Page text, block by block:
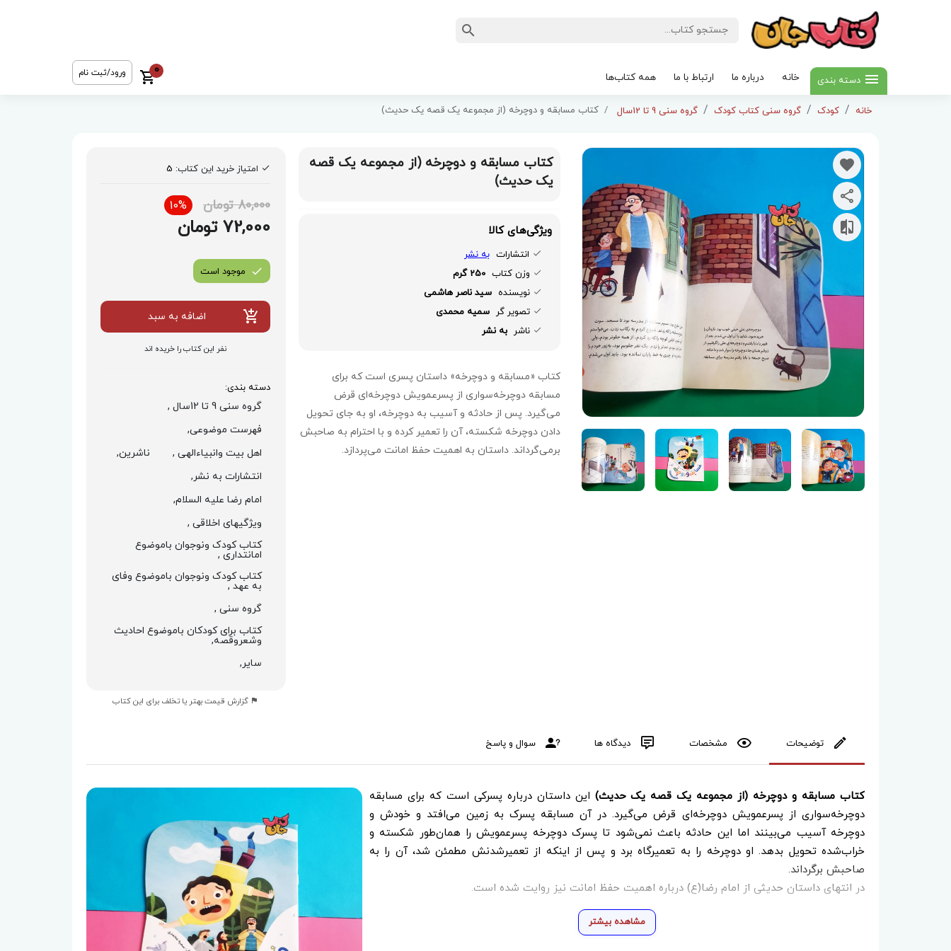
دسته بندی خانه درباره ما ارتباط با ما همه کتاب‌ها
0 ورود/ثبت نام
خانه کودک گروه سنی کتاب کودک گروه سنی 9 تا 12سال کتاب مسابقه و دوچرخه (از مجموعه یک قصه یک حدیث)
کتاب مسابقه و دوچرخه (از مجموعه یک قصه
یک حدیث)
ویژگی‌های کالا
انتشارات به نشر
وزن کتاب 250 گرم
نویسنده سید ناصر هاشمی
تصویر گر سمیه محمدی
ناشر به نشر
کتاب «مسابقه و دوچرخه» داستان پسری است که برای
مسابقه دوچرخه‌سواری از پسرعمویش دوچرخه‌ای قرض
می‌گیرد. پس از حادثه و آسیب به دوچرخه، او به جای تحویل
دادن دوچرخه شکسته، آن را تعمیر کرده و با احترام به صاحبش
برمی‌گرداند. داستان به اهمیت حفظ امانت می‌پردازد.
امتیاز خرید این کتاب: 5
80,000 تومان 10%
72,000 تومان
موجود است
اضافه به سبد
نفر این کتاب را خریده اند
دسته بندی:
گروه سنی 9 تا 12سال ,
فهرست موضوعی,
اهل بیت وانبیاءالهی ,
ناشرین,
انتشارات به نشر,
امام رضا علیه السلام,
ویژگیهای اخلاقی ,
کتاب کودک ونوجوان باموضوع
امانتداری ,
کتاب کودک ونوجوان باموضوع وفای
به عهد ,
گروه سنی ,
کتاب برای کودکان باموضوع احادیث
وشعروقصه,
سایر,
گزارش قیمت بهتر یا تخلف برای این کتاب
توضیحات مشخصات دیدگاه ها سوال و پاسخ
کتاب مسابقه و دوچرخه (از مجموعه یک قصه یک حدیث) این داستان درباره پسرکی است که برای مسابقه
دوچرخه‌سواری از پسرعمویش دوچرخه‌ای قرض می‌گیرد. در آن مسابقه پسرک به زمین می‌افتد و خودش و
دوچرخه آسیب می‌بینند اما این حادثه باعث نمی‌شود تا پسرک دوچرخه پسرعمویش را همان‌طور شکسته و
خراب‌شده تحویل بدهد. او دوچرخه را به تعمیرگاه برد و پس از اینکه از تعمیرشدنش مطمئن شد، آن را به
صاحبش برگرداند.
در انتهای داستان حدیثی از امام رضا(ع) درباره اهمیت حفظ امانت نیز روایت شده است.
مشاهده بیشتر